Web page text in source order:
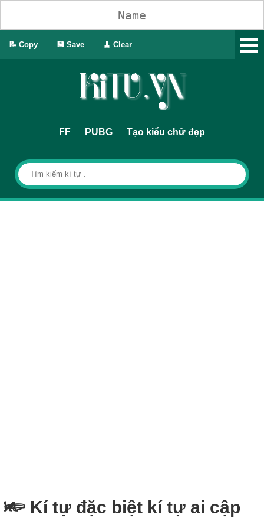
FF PUBG Tạo kiểu chữ đẹp
𓆧 Kí tự đặc biệt kí tự ai cập
📝 Copy 💾 Save 🧹 Clear